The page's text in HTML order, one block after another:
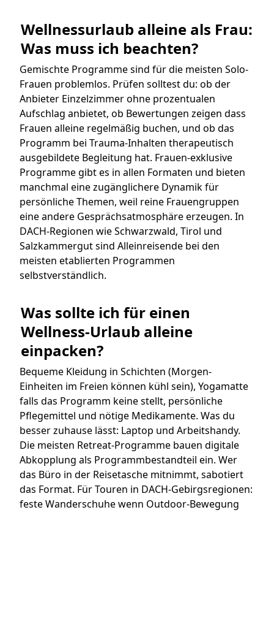
Wellnessurlaub alleine als Frau:
Was muss ich beachten?
Gemischte Programme sind für die meisten Solo-
Frauen problemlos. Prüfen solltest du: ob der
Anbieter Einzelzimmer ohne prozentualen
Aufschlag anbietet, ob Bewertungen zeigen dass
Frauen alleine regelmäßig buchen, und ob das
Programm bei Trauma-Inhalten therapeutisch
ausgebildete Begleitung hat. Frauen-exklusive
Programme gibt es in allen Formaten und bieten
manchmal eine zugänglichere Dynamik für
persönliche Themen, weil reine Frauengruppen
eine andere Gesprächsatmosphäre erzeugen. In
DACH-Regionen wie Schwarzwald, Tirol und
Salzkammergut sind Alleinreisende bei den
meisten etablierten Programmen
selbstverständlich.
Was sollte ich für einen
Wellness-Urlaub alleine
einpacken?
Bequeme Kleidung in Schichten (Morgen-
Einheiten im Freien können kühl sein), Yogamatte
falls das Programm keine stellt, persönliche
Pflegemittel und nötige Medikamente. Was du
besser zuhause lässt: Laptop und Arbeitshandy.
Die meisten Retreat-Programme bauen digitale
Abkopplung als Programmbestandteil ein. Wer
das Büro in der Reisetasche mitnimmt, sabotiert
das Format. Für Touren in DACH-Gebirgsregionen:
feste Wanderschuhe wenn Outdoor-Bewegung